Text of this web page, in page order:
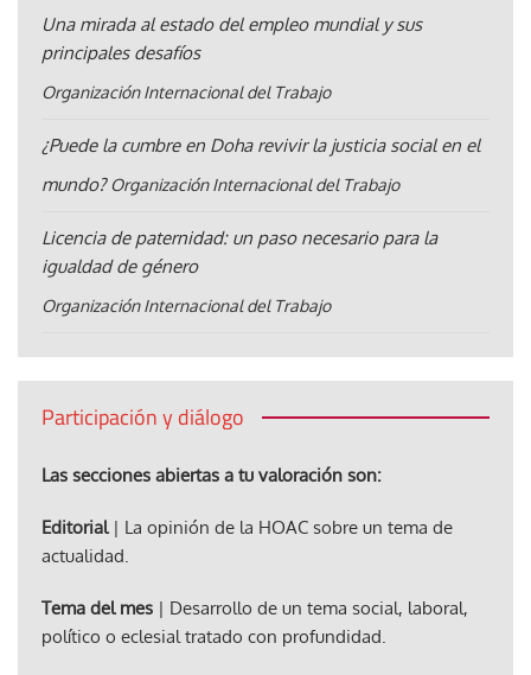
Una mirada al estado del empleo mundial y sus
principales desafíos
Organización Internacional del Trabajo
¿Puede la cumbre en Doha revivir la justicia social en el
mundo? Organización Internacional del Trabajo
Licencia de paternidad: un paso necesario para la
igualdad de género
Organización Internacional del Trabajo
Participación y diálogo
Las secciones abiertas a tu valoración son:
Editorial| La opinión de la HOAC sobre un tema de
actualidad.
Tema del mes | Desarrollo de un tema social, laboral,
político o eclesial tratado con profundidad.